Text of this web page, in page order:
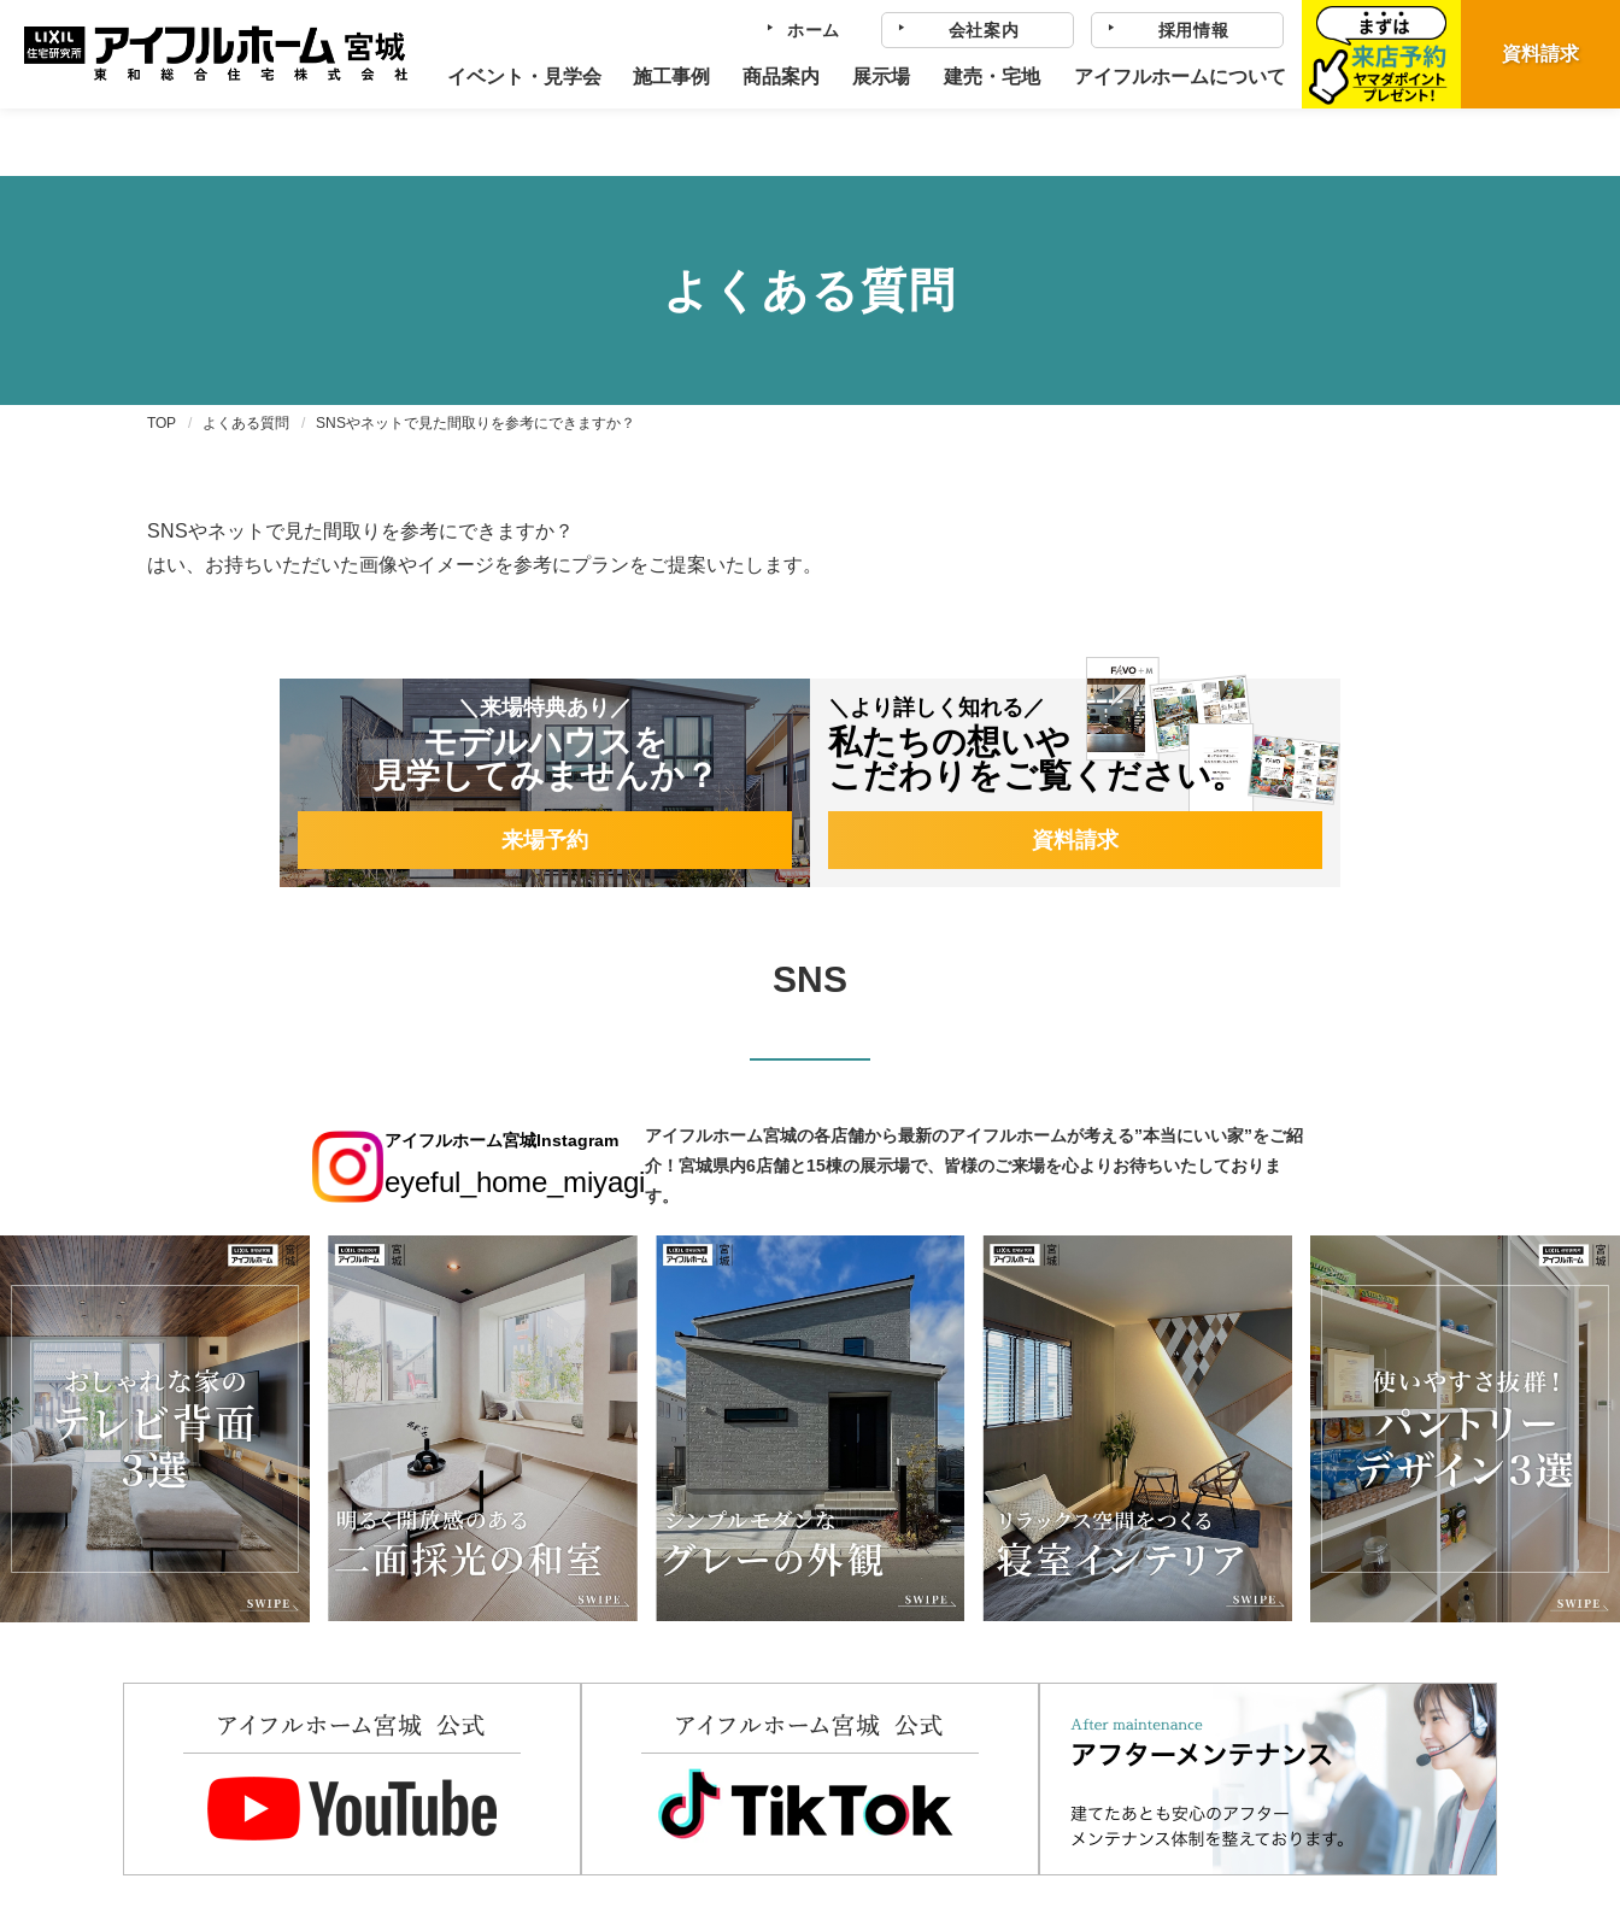
Warning: Trying to access array offset on value of type bool in /home/towa613/eyefulhome-miyagi.com/public_html/cmscontrol/wp-content/themes/eyefulhome-miyagi/single-faq.phpon line
資料請求
イベント・見学会
施工事例 商品案内 展示場 建売・宅地 アイフルホームについて
ホーム 会社案内 採用情報
よくある質問
TOP よくある質問 SNSやネットで見た間取りを参考にできますか？
SNSやネットで見た間取りを参考にできますか？
はい、お持ちいただいた画像やイメージを参考にプランをご提案いたします。
＼来場特典あり／
モデルハウスを
見学してみませんか？
来場予約
＼より詳しく知れる／
私たちの想いや
こだわりをご覧ください。
資料請求
SNS
アイフルホーム宮城Instagram
eyeful_home_miyagi
アイフルホーム宮城の各店舗から最新のアイフルホームが考える”本当にいい家”をご紹
介！宮城県内6店舗と15棟の展示場で、皆様のご来場を心よりお待ちいたしておりま
す。